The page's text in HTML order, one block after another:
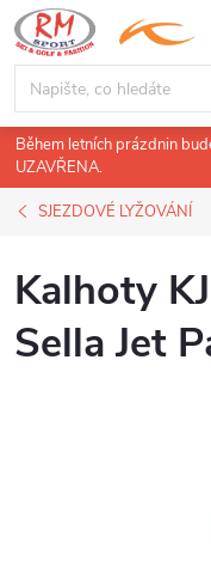
Přejít
na
obsah
Během letních prázdnin
UZAVŘENA.
SJEZDOVÉ LYŽOVÁNÍ
Kalhoty
Sella Jet